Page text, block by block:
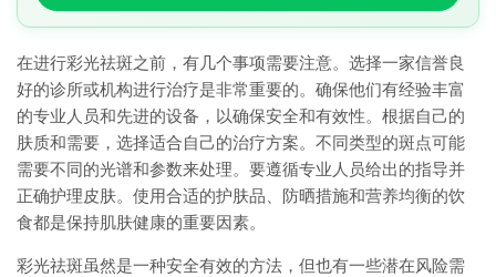
在进行彩光祛斑之前，有几个事项需要注意。选择一家信誉良
好的诊所或机构进行治疗是非常重要的。确保他们有经验丰富
的专业人员和先进的设备，以确保安全和有效性。根据自己的
肤质和需要，选择适合自己的治疗方案。不同类型的斑点可能
需要不同的光谱和参数来处理。要遵循专业人员给出的指导并
正确护理皮肤。使用合适的护肤品、防晒措施和营养均衡的饮
食都是保持肌肤健康的重要因素。
彩光祛斑虽然是一种安全有效的方法，但也有一些潜在风险需